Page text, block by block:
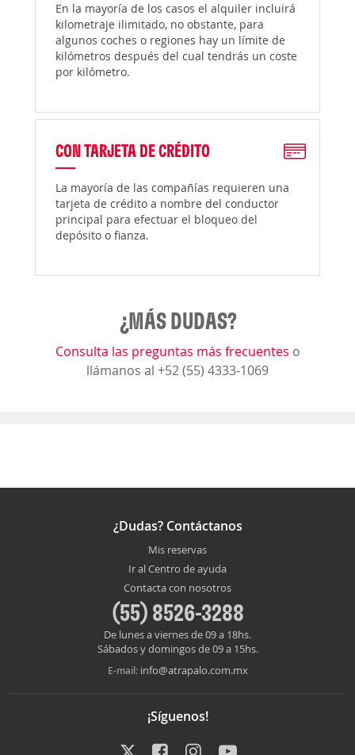
En la mayoría de los casos el alquiler incluirá
kilometraje ilimitado, no obstante, para
algunos coches o regiones hay un límite de
kilómetros después del cual tendrás un coste
por kilómetro.
CON TARJETA DE CRÉDITO
La mayoría de las compañías requieren una
tarjeta de crédito a nombre del conductor
principal para efectuar el bloqueo del
depósito o fianza.
¿MÁS DUDAS?
Consulta las preguntas más frecuentes o
llámanos al +52 (55) 4333-1069
¿Dudas? Contáctanos
Mis reservas
Ir al Centro de ayuda
Contacta con nosotros
(55) 8526-3288
De lunes a viernes de 09 a 18hs.
Sábados y domingos de 09 a 15hs.
E-mail: info@atrapalo.com.mx
¡Síguenos!